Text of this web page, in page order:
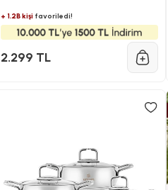
+ 1.2B kişifavoriledi!
2.299 TL